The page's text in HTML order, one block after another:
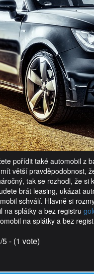
pořídit také automobil z
větší pravděpodobnost,
tak se rozhodl, že
brát leasing, ukázat
schválí. Hlavně si
na splátky a bez registru
na splátky a bez
5 - (1 vote)